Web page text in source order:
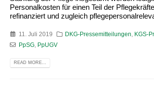
Personalkosten für einen Teil der
refinanziert und zugleich
11. Juli 2019 DKG-Pressemitteilungen
KGS-
PpSG, PpUGV
READ MORE...